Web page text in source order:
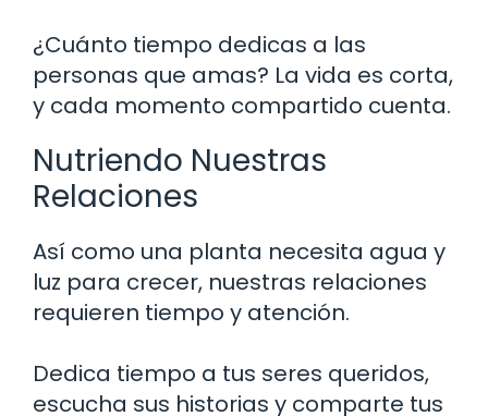
¿Cuánto tiempo dedicas a las
personas que amas? La vida es corta,
y cada momento compartido cuenta.
Nutriendo Nuestras
Relaciones
Así como una planta necesita agua y
luz para crecer, nuestras relaciones
requieren tiempo y atención.
Dedica tiempo a tus seres queridos,
escucha sus historias y comparte tus